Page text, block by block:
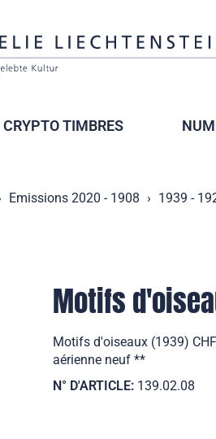
CRYPTO TIMBRES
Emissions 2020 - 1908 1939 -
Motifs
Motifs d'oiseaux (1939)
aérienne neuf **
N° D'ARTICLE: 139.02.08